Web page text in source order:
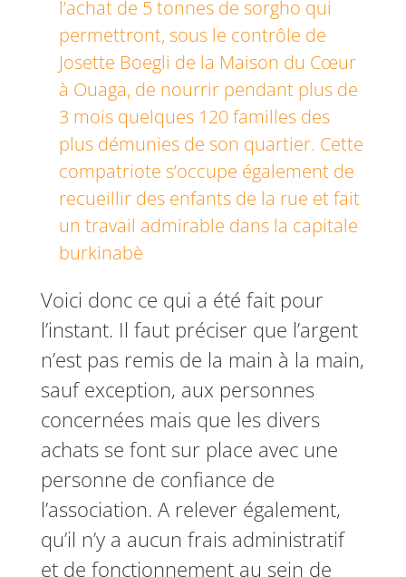
l’achat de 5 tonnes de sorgho qui
permettront, sous le contrôle de
Josette Boegli de la Maison du Cœur
à Ouaga, de nourrir pendant plus de
3 mois quelques 120 familles des
plus démunies de son quartier. Cette
compatriote s’occupe également de
recueillir des enfants de la rue et fait
un travail admirable dans la capitale
burkinabè
Voici donc ce qui a été fait pour
l’instant. Il faut préciser que l’argent
n’est pas remis de la main à la main,
sauf exception, aux personnes
concernées mais que les divers
achats se font sur place avec une
personne de confiance de
l’association. A relever également,
qu’il n’y a aucun frais administratif
et de fonctionnement au sein de